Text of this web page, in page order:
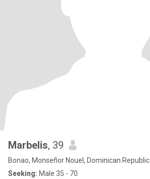
Marbelis, 39
Bonao, Monseñor Nouel, Dominican Republic
Seeking: Male 35 - 70